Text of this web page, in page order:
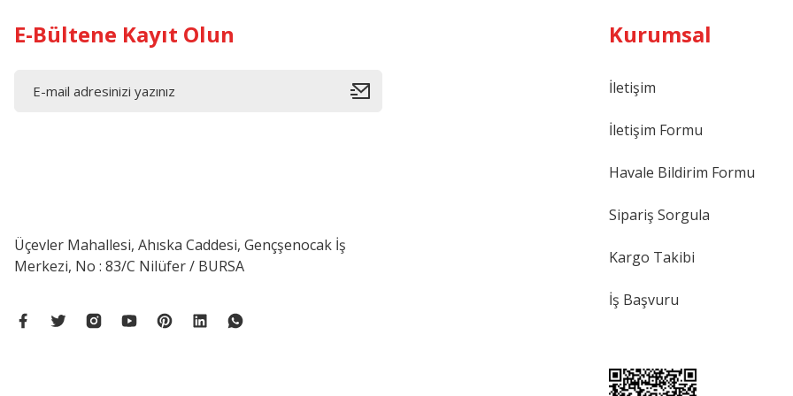
E-Bültene Kayıt Olun
Üçevler Mahallesi, Ahıska Caddesi, Gençşenocak İş
Merkezi, No : 83/C Nilüfer / BURSA
Kurumsal
İletişim
İletişim Formu
Havale Bildirim Formu
Sipariş Sorgula
Kargo Takibi
İş Başvuru